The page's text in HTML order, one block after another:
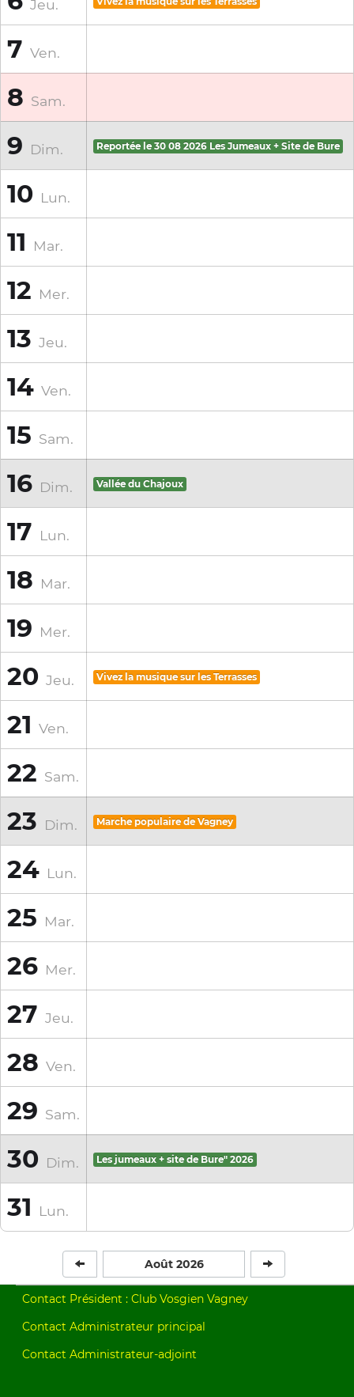
Jeu.
7 Ven.
8 Sam.
9 Dim. Reportée le 30 08 2026 Les Jumeaux + Site de Bure
10 Lun.
11 Mar.
12 Mer.
13 Jeu.
14 Ven.
15 Sam.
16 Dim. Vallée du Chajoux
17 Lun.
18 Mar.
19 Mer.
20 Jeu. Vivez la musique sur les Terrasses
21 Ven.
22 Sam.
23 Dim. Marche populaire de Vagney
24 Lun.
25 Mar.
26 Mer.
27 Jeu.
28 Ven.
29 Sam.
30 Dim. Les jumeaux + site de Bure" 2026
31 Lun.
Août 2026
Contact Président : Club Vosgien Vagney
Contact Administrateur principal
Contact Administrateur-adjoint